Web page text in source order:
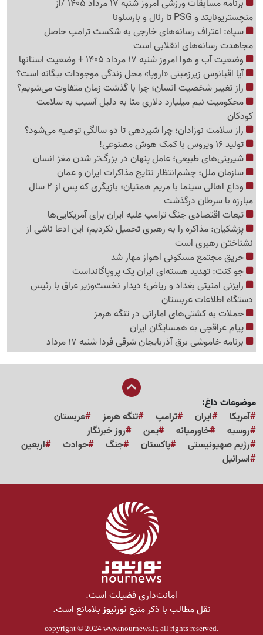
برنامه مسابقات ورزشی امروز شنبه 17 مرداد 1405 /از
منچستریونایتد و PSG تا رئال و بارسلونا
سپاه: اعتراف رسانه‌های خارجی به شکست ترامپ حاصل
مجاهدت رسانه‌های انقلابی است
وضعیت آب و هوا امروز شنبه 17 مرداد 1405 + وضعیت استانها
آیا اقیانوس زیرزمینی «اروپا» محل زندگی موجودات بیگانه است؟
راز تغییر شخصیت انسان؛ چرا با گذشت زمان متفاوت می‌شویم؟
محکومیت نیم میلیارد دلاری متا به دلیل آسیب به سلامت
کودکان
راز سلامت نوزادان؛ چرا شیردهی تا دو سالگی توصیه می‌شود؟
تولید 16 ویروس با کمک هوش مصنوعی!
شیرینی‌های طبیعی؛ عامل پنهان در بزرگ‌تر شدن مغز انسان
سازمان ملل؛ چشم‌انتظار نتایج مذاکرات ایران و عمان
وداع اهالی سینما با مریم همتیان؛ بازیگری که پس از 2 سال
مبارزه با سرطان درگذشت
تبعات اقتصادی جنگ ترامپ علیه ایران برای آمریکایی‌ها
پزشکیان: مذاکره را به رهبری تحمیل نکردیم؛ این ادعا ناشی از
نشناختن رهبری است
حریق مجتمع مسکونی اهواز مهار شد
جو کنت: تهدید هسته‌ای ایران یک پروپاگانداست
رایزنی امنیتی بغداد و ریاض؛ دیدار نخست‌وزیر عراق با رئیس
دستگاه اطلاعات عربستان
حملات به کشتی‌های اماراتی در تنگه هرمز
پیام عراقچی به همسایگان ایران
برنامه خاموشی برق آذربایجان شرقی فردا شنبه 17 مرداد
موضوعات داغ:
آمریکا
ایران ترامپ تنگه هرمز
عربستان
روسیه
خاورمیانه یمن
روز خبرنگار
رژیم صهیونیستی
پاکستان جنگ حوادث
اربعین
اسرائیل
امانت‌داری فضیلت است.
نقل مطالب با ذکر منبعنورنیوزبلامانع است.
copyright © 2024 www.nournews.ir, all rights reserved.